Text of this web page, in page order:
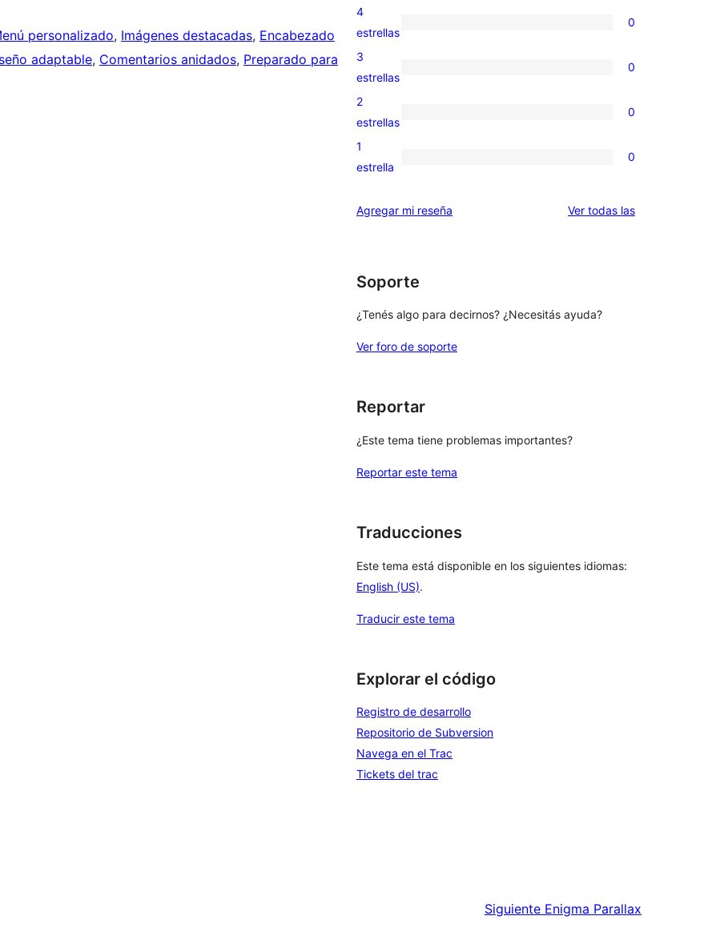
personalizado, Imágenes destacadas, Encabezado
adaptable, Comentarios anidados, Preparado para
valoración
de
0
valoraciones
de
4
estrellas
0
0
valoraciones
de
3
estrellas
0
0
valoraciones
de
estrellas
2
estrellas
0
0
de
1
estrella
0
Agregar mi reseña Ver todas lasreseñas
Soporte
¿Tenés algo para decirnos? ¿Necesitás ayuda?
Ver foro de soporte
Reportar
¿Este tema tiene problemas importantes?
Reportar este tema
Traducciones
Este tema está disponible en los siguientes idiomas:
English (US).
Traducir este tema
Explorar el código
Registro de desarrollo
Repositorio de Subversion
Navega en el Trac
Tickets del trac
Siguiente Enigma Parallax